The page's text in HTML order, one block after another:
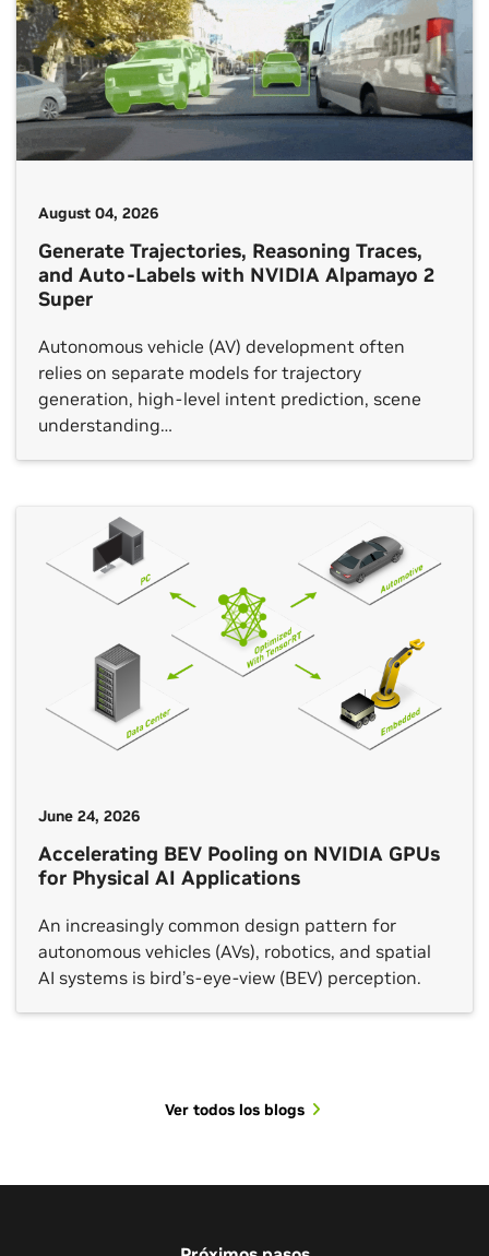
August 04, 2026
Generate Trajectories, Reasoning Traces,
and Auto-Labels with NVIDIA Alpamayo 2
Super
Autonomous vehicle (AV) development often
relies on separate models for trajectory
generation, high-level intent prediction, scene
understanding…
June 24, 2026
Accelerating BEV Pooling on NVIDIA GPUs
for Physical AI Applications
An increasingly common design pattern for
autonomous vehicles (AVs), robotics, and spatial
AI systems is bird’s-eye-view (BEV) perception.
Ver todos los blogs
Ver todas las sesiones